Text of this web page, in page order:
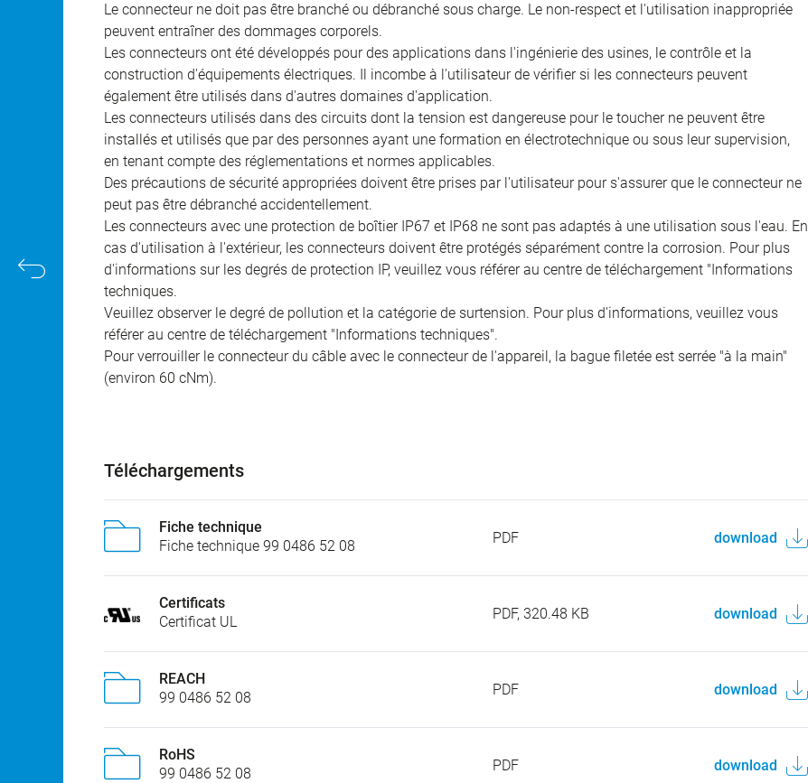
Le connecteur ne doit pas être branché ou débranché sous charge. Le non-respect et l'utilisation inappropriée
peuvent entraîner des dommages corporels.
Les connecteurs ont été développés pour des applications dans l'ingénierie des usines, le contrôle et la
construction d'équipements électriques. Il incombe à l'utilisateur de vérifier si les connecteurs peuvent
également être utilisés dans d'autres domaines d'application.
Les connecteurs utilisés dans des circuits dont la tension est dangereuse pour le toucher ne peuvent être
installés et utilisés que par des personnes ayant une formation en électrotechnique ou sous leur supervision,
en tenant compte des réglementations et normes applicables.
Des précautions de sécurité appropriées doivent être prises par l'utilisateur pour s'assurer que le connecteur ne
peut pas être débranché accidentellement.
Les connecteurs avec une protection de boîtier IP67 et IP68 ne sont pas adaptés à une utilisation sous l'eau. En
cas d'utilisation à l'extérieur, les connecteurs doivent être protégés séparément contre la corrosion. Pour plus
d'informations sur les degrés de protection IP, veuillez vous référer au centre de téléchargement "Informations
techniques.
Veuillez observer le degré de pollution et la catégorie de surtension. Pour plus d'informations, veuillez vous
référer au centre de téléchargement "Informations techniques".
Pour verrouiller le connecteur du câble avec le connecteur de l'appareil, la bague filetée est serrée "à la main"
(environ 60 cNm).
Téléchargements
Fiche technique
Fiche technique 99 0486 52 08
PDF download
Certificats
Certificat UL
PDF, 320.48 KB download
REACH
99 0486 52 08
PDF download
RoHS
99 0486 52 08
PDF download